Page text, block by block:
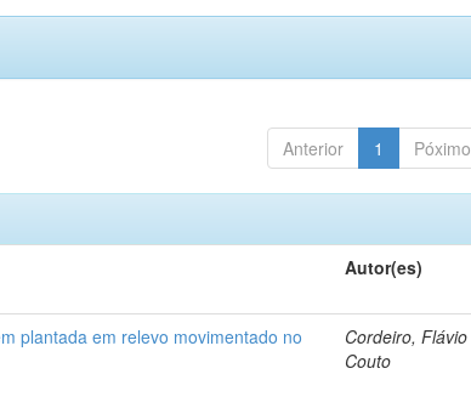
Anterior 1 Póximo
Autor(es)
plantada em relevo movimentado no
Cordeiro, Flávio
Couto